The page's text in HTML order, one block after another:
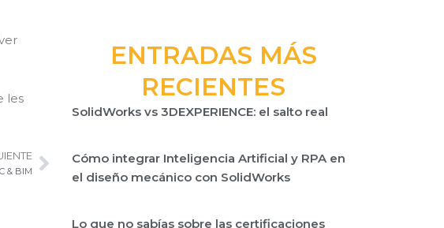
les
& BIMSiguiente
ENTRADAS MÁS
RECIENTES
SolidWorks vs 3DEXPERIENCE: el salto real
Cómo integrar Inteligencia Artificial y RPA en
el diseño mecánico con SolidWorks
Lo que no sabías sobre las certificaciones